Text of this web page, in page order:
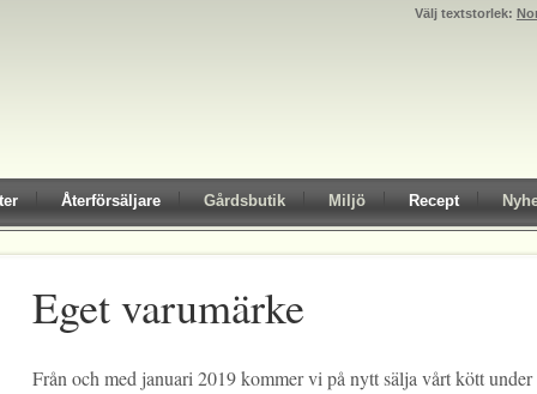
Välj textstorlek:
Återförsäljare Gårdsbutik Miljö Recept
Eget varumärke
Från och med januari 2019 kommer vi på nytt sälja vårt kött